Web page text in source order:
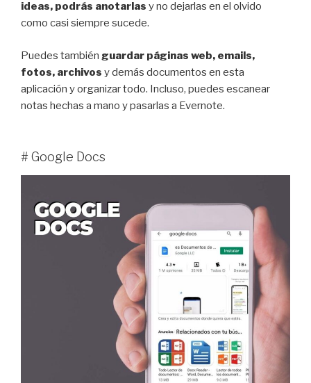
ideas, podrás anotarlas y no dejarlas en el olvido
como casi siempre sucede.
Puedes también guardar páginas web, emails,
fotos, archivos y demás documentos en esta
aplicación y organizar todo. Incluso, puedes escanear
notas hechas a mano y pasarlas a Evernote.
# Google Docs